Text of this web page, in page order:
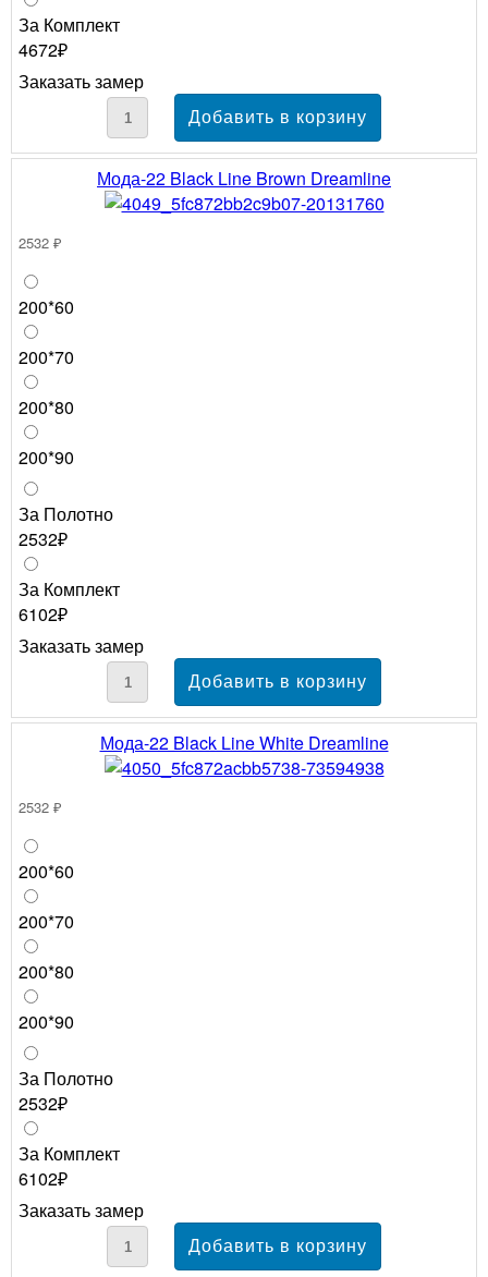
За Комплект
4672₽
Заказать замер
Мода-22 Black Line Brown Dreamline
2532 ₽
200*60
200*70
200*80
200*90
За Полотно
2532₽
За Комплект
6102₽
Заказать замер
Мода-22 Black Line White Dreamline
2532 ₽
200*60
200*70
200*80
200*90
За Полотно
2532₽
За Комплект
6102₽
Заказать замер